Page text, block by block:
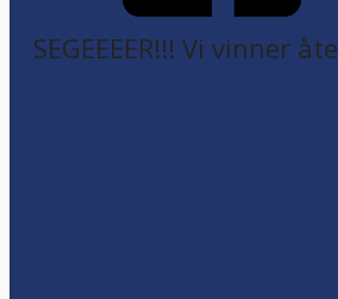
SEGEEEER!!! Vi vinner